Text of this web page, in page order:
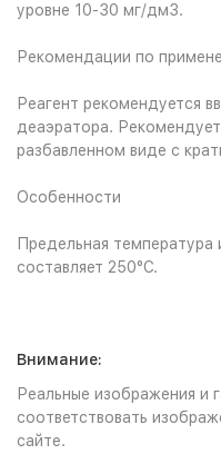
уровне 10-30 мг/дм3.
Рекомендации по
Реагент рекомендуется
деаэратора.
разбавленном виде с
Особенности
Предельная температура
составляет 250°С.
Внимание:
Реальные изображения и
соответствовать
сайте.